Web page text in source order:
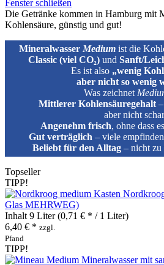
Fenster schließen
Die Getränke kommen in Hamburg mit
Kohlensäure, günstig und gut!
Mineralwasser Medium ist die
Classic (viel CO₂) und Sanft/
Es ist also „wenig
aber nicht so wenig
Was zeichnet
Mittlerer Kohlensäuregehalt
aber nicht
Angenehm frisch, ohne dass
Gut verträglich – viele
Beliebt für den Alltag– nicht zu
Topseller
TIPP!
Glas MEHRWEG)
Inhalt 9 Liter(0,71 € * / 1 Liter)
6,40 € * zzgl.
Pfand
TIPP!